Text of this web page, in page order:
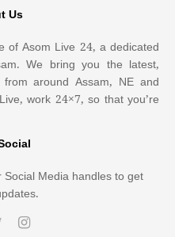
Us
of Asom Live 24, a dedicated
We bring you the latest,
around Assam, NE and
work 24×7, so that you’re
Media handles to get